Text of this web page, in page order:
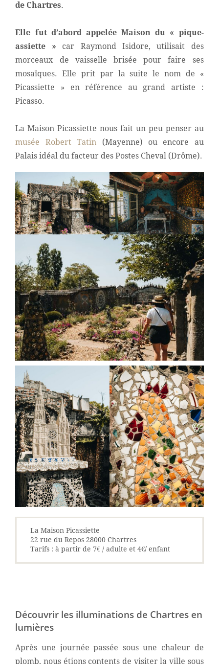
de Chartres.
Elle fut d’abord appelée Maison du « pique-
assiette » car Raymond Isidore, utilisait des
morceaux de vaisselle brisée pour faire ses
mosaïques. Elle prit par la suite le nom de «
Picassiette » en référence au grand artiste :
Picasso.
La Maison Picassiette nous fait un peu penser au
musée Robert Tatin (Mayenne) ou encore au
Palais idéal du facteur des Postes Cheval (Drôme).
La Maison Picassiette
22 rue du Repos 28000 Chartres
Tarifs : à partir de 7€ / adulte et 4€/ enfant
Découvrir les illuminations de Chartres en
lumières
Après une journée passée sous une chaleur de
plomb, nous étions contents de visiter la ville sous